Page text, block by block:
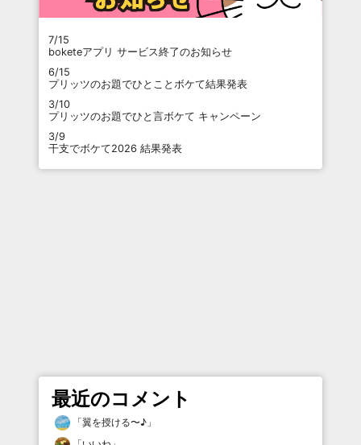
7/15
boketeアプリ サービス終了のお知らせ
6/15
プリッツのお題でひとことボケて結果発表
3/10
プリッツのお題でひと言ボケて キャンペーン
3/9
干支でボケて2026 結果発表
最近のコメント
「翼を授ける〜♪ 」